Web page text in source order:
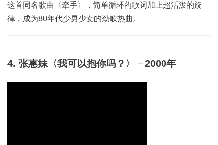
这首同名歌曲〈牵手〉，简单循环的歌词加上超活泼的旋
律，成为80年代少男少女的劲歌热曲。
4. 张惠妹〈我可以抱你吗？〉－2000年